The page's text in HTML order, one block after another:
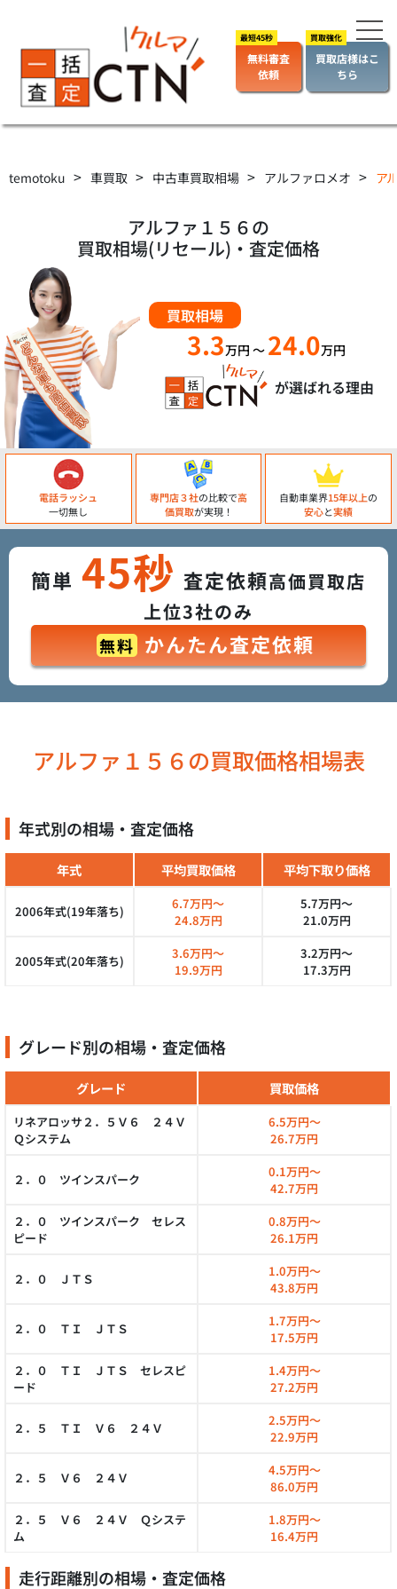
無料審査
依頼
買取店様はこ
ちら
temotoku > 車買取 > 中古車買取相場 > アルファロメオ > ア
アルファ１５６の
買取相場(リセール)・査定価格
買取相場
3.3万円 ～ 24.0万円
が選ばれる理由
電話ラッシュ
一切無し
専門店３社の比較で高
価買取が実現！
自動車業界15年以上の
安心と実績
簡単 45秒 査定依頼高価買取店
上位3社のみ
無料 かんたん査定依頼
アルファ１５６の買取価格相場表
年式別の相場・査定価格
年式 平均買取価格 平均下取り価格
2006年式(19年落ち)
6.7万円～
24.8万円
5.7万円～
21.0万円
2005年式(20年落ち)
3.6万円～
19.9万円
3.2万円～
17.3万円
グレード別の相場・査定価格
グレード 買取価格
リネアロッサ２．５Ｖ６ ２４Ｖ
Ｑシステム
6.5万円～
26.7万円
２．０ ツインスパーク
0.1万円～
42.7万円
２．０ ツインスパーク セレス
ピード
0.8万円～
26.1万円
２．０ ＪＴＳ
1.0万円～
43.8万円
２．０ ＴＩ ＪＴＳ
1.7万円～
17.5万円
２．０ ＴＩ ＪＴＳ セレスピ
ード
1.4万円～
27.2万円
２．５ ＴＩ Ｖ６ ２４Ｖ
2.5万円～
22.9万円
２．５ Ｖ６ ２４Ｖ
4.5万円～
86.0万円
２．５ Ｖ６ ２４Ｖ Ｑシステ
ム
1.8万円～
16.4万円
走行距離別の相場・査定価格